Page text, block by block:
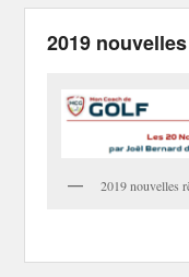
2019
2019 nouvelles